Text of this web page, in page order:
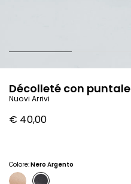
Décolleté con puntale
Nuovi Arrivi
€ 40,00
Colore:Nero Argento